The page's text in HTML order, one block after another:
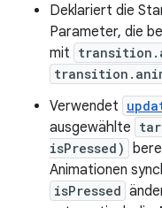
Deklariert die
Parameter, die
mit
Verwendet
ausgewählte
isPressed)
Animationen
isPressed